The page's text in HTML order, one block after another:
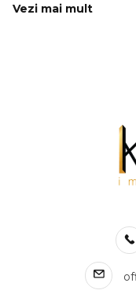
Apartamente de vanzare
Apartamente de vanzare
Apartamente de vanzare
Numar de camere
Apartamente de vanzare 1
Apartamente de vanzare 2
Apartamente de vanzare 3
Vezi mai mult